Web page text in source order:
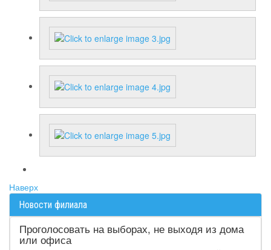
Наверх
Новости филиала
Проголосовать на выборах, не выходя из дома
или офиса